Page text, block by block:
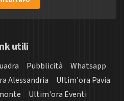
utili
Pubblicità
Whatsapp
Alessandria
Ultim'ora Pavia
Ultim'ora Eventi